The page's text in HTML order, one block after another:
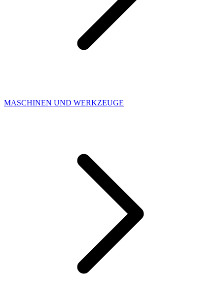
MASCHINEN UND WERKZEUGE